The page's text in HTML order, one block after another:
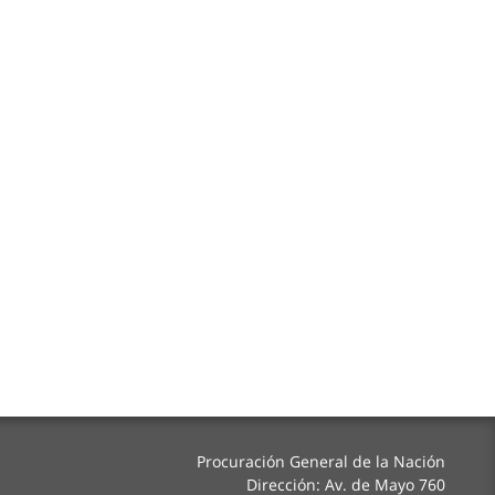
Procuración General de la Nación
Dirección: Av. de Mayo 760